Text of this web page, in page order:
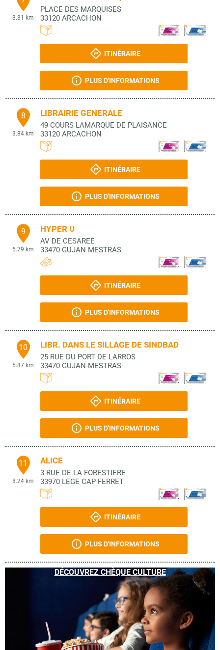
3.31 km
PLACE DES MARQUISES
33120 ARCACHON
ITINÉRAIRE
PLUS D'INFORMATIONS
8
3.84 km
LIBRAIRIE GENERALE
49 COURS LAMARQUE DE PLAISANCE
33120 ARCACHON
ITINÉRAIRE
PLUS D'INFORMATIONS
9
5.79 km
HYPER U
AV DE CESAREE
33470 GUJAN MESTRAS
ITINÉRAIRE
PLUS D'INFORMATIONS
10
5.87 km
LIBR. DANS LE SILLAGE DE SINDBAD
25 RUE DU PORT DE LARROS
33470 GUJAN-MESTRAS
ITINÉRAIRE
PLUS D'INFORMATIONS
11
8.24 km
ALICE
3 RUE DE LA FORESTIERE
33970 LEGE CAP FERRET
ITINÉRAIRE
PLUS D'INFORMATIONS
DÉCOUVREZ CHÈQUE CULTURE